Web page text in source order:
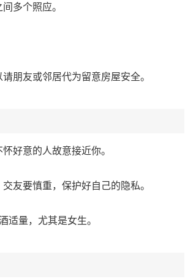
多个照应。
朋友或邻居代为留意房屋安全。
好意的人故意接近你。
友要慎重，保护好自己的隐私。
量，尤其是女生。